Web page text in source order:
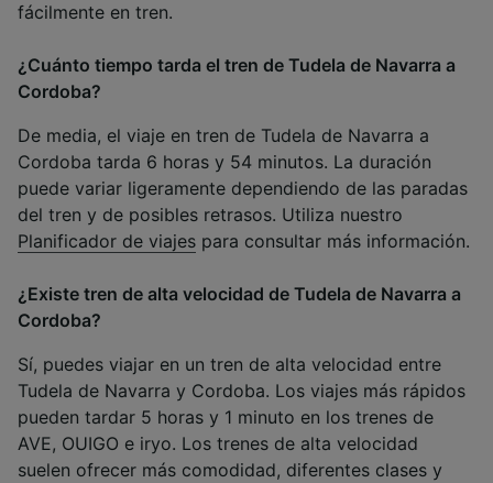
fácilmente en tren.
¿Cuánto tiempo tarda el tren de Tudela de Navarra a
Cordoba?
De media, el viaje en tren de Tudela de Navarra a
Cordoba tarda 6 horas y 54 minutos. La duración
puede variar ligeramente dependiendo de las paradas
del tren y de posibles retrasos. Utiliza nuestro
Planificador de viajes para consultar más información.
¿Existe tren de alta velocidad de Tudela de Navarra a
Cordoba?
Sí, puedes viajar en un tren de alta velocidad entre
Tudela de Navarra y Cordoba. Los viajes más rápidos
pueden tardar 5 horas y 1 minuto en los trenes de
AVE, OUIGO e iryo. Los trenes de alta velocidad
suelen ofrecer más comodidad, diferentes clases y